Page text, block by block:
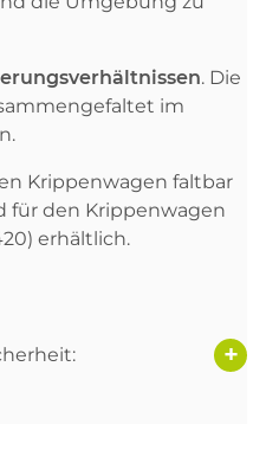
. Die
im
Krippenwagen faltbar
für den Krippenwagen
erhältlich.